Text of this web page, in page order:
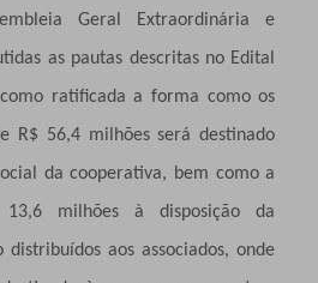
Geral Extraordinária e
as pautas descritas no Edital
ratificada a forma como os
R$ 56,4 milhões será destinado
da cooperativa, bem como a
milhões à disposição da
distribuídos aos associados, onde